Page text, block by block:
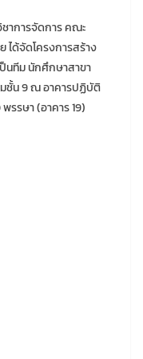
าการจัดการ คณะ
ได้จัดโครงการสร้าง
นทีม นักศึกษาสาขา
ชั้น 9 ณ อาคารปฏิบัติ
รรษา (อาคาร 19)